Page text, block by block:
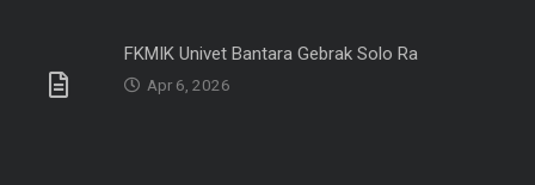
FKMIK Univet Bantara Gebrak Solo Ra
Apr 6, 2026